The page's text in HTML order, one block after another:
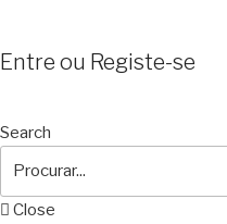
Entre ou Registe-se
Search
Close